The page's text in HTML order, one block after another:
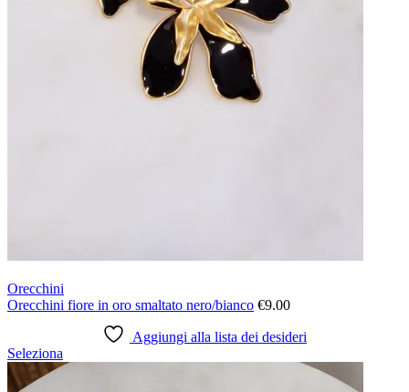
Orecchini
Orecchini fiore in oro smaltato nero/bianco €9.00
Aggiungi alla lista dei desideri
Seleziona
prodotto